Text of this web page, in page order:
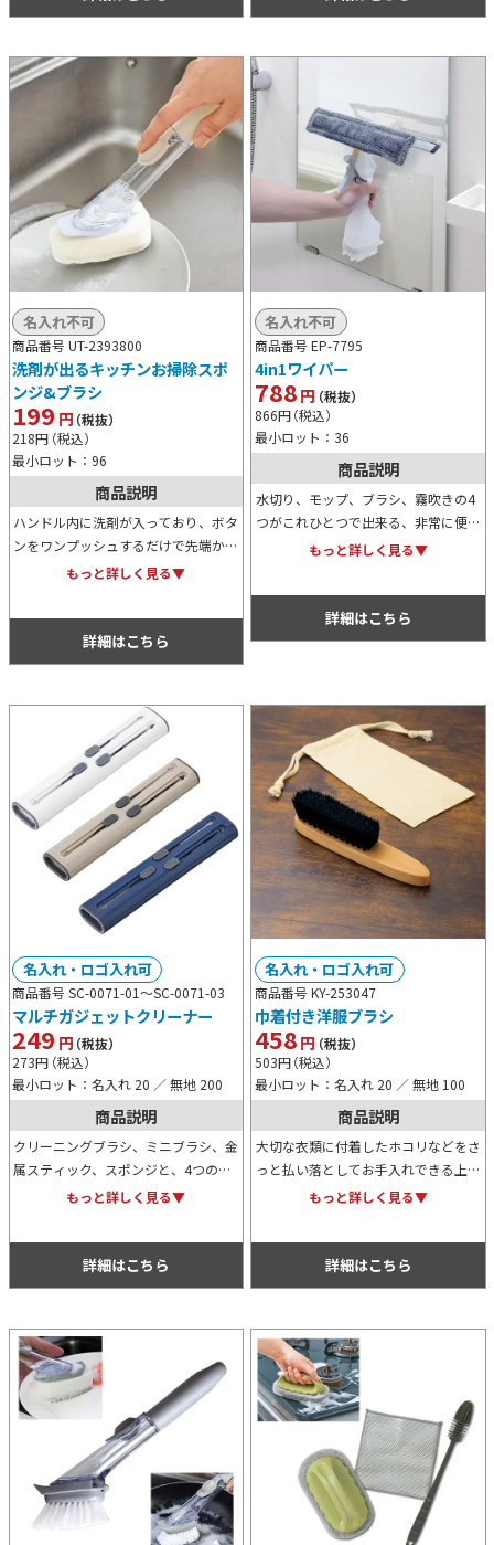
商品番号 UT-2393800
洗剤が出るキッチンお掃除スポ
ンジ&ブラシ
199 円（税抜）
218円（税込）
最小ロット：96
名入れ不可
商品説明
ハンドル内に洗剤が入っており、ボタ
ンをワンプッシュするだけで先端から
洗剤が出るため、食器洗いには非常に
先端は用途に合わせて付け替えられま
もっと詳しく見る▼
詳細はこちら
商品番号 EP-7795
4in1ワイパー
788円（税抜）
866円（税込）
最小ロット：36
名入れ不可
商品説明
水切り、モップ、ブラシ、霧吹きの4
つがこれひとつで出来る、非常に便利
なお掃除アイテムです。お風呂場の掃
応可能なため幅広くご活用いただけま
もっと詳しく見る▼
詳細はこちら
商品番号 SC-0071-01～SC-0071-03
マルチガジェットクリーナー
249 円（税抜）
273円（税込）
最小ロット：名入れ 20 ／ 無地 200
名入れ・ロゴ入れ可
商品説明
クリーニングブラシ、ミニブラシ、金
属スティック、スポンジと、4つのク
リーナー機能がこれ1本に収まってお
常に役立つガジェットクリーナーで
もっと詳しく見る▼
詳細はこちら
商品番号 KY-253047
巾着付き洋服ブラシ
458円（税抜）
503円（税込）
最小ロット：名入れ 20 ／ 無地 100
名入れ・ロゴ入れ可
商品説明
大切な衣類に付着したホコリなどをさ
っと払い落としてお手入れできる上質
で本格的な洋服ブラシです。専用の巾
巾着にもオリジナル名入れ可能です。
もっと詳しく見る▼
詳細はこちら